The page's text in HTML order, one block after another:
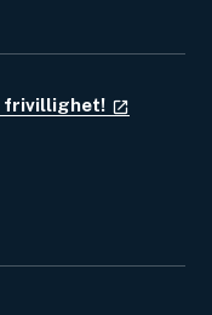
frivillighet!